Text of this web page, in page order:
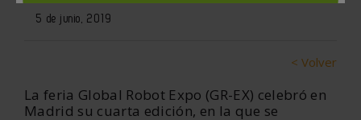
5 de junio, 2019
< Volver
La feria Global Robot Expo (GR-EX) celebró en
Madrid su cuarta edición, en la que se